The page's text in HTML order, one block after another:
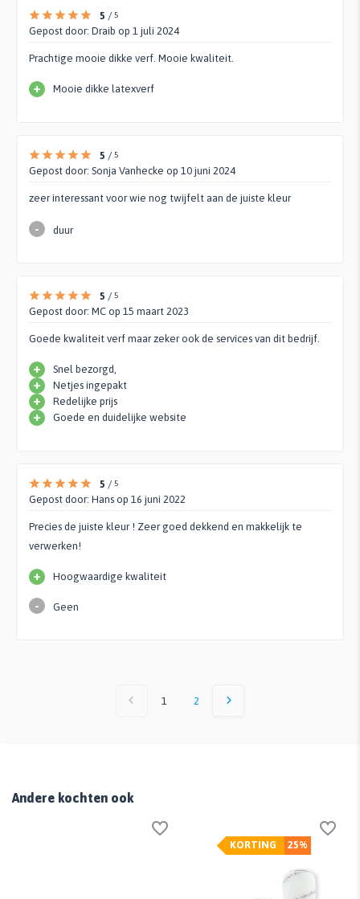
5 / 5
Gepost door: Draib op 1 juli 2024
Prachtige mooie dikke verf. Mooie kwaliteit.
+ Mooie dikke latexverf
5 / 5
Gepost door: Sonja Vanhecke op 10 juni 2024
zeer interessant voor wie nog twijfelt aan de juiste kleur
- duur
5 / 5
Gepost door: MC op 15 maart 2023
Goede kwaliteit verf maar zeker ook de services van dit bedrijf.
+ Snel bezorgd,
+ Netjes ingepakt
+ Redelijke prijs
+ Goede en duidelijke website
5 / 5
Gepost door: Hans op 16 juni 2022
Precies de juiste kleur ! Zeer goed dekkend en makkelijk te
verwerken!
+ Hoogwaardige kwaliteit
- Geen
1 2
Andere kochten ook
25%
KORTING